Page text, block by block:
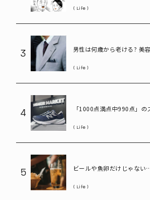
Life
3
男性は何歳から老ける? 美
Life
4
「1000点満点中990点」の
Life
5
ビールや魚卵だけじゃない
Life